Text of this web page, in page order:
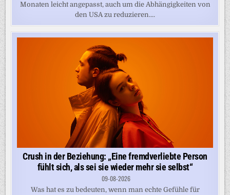
Monaten leicht angepasst, auch um die Abhängigkeiten von
den USA zu reduzieren....
Crush in der Beziehung: „Eine fremdverliebte Person
fühlt sich, als sei sie wieder mehr sie selbst“
09-08-2026
Was hat es zu bedeuten, wenn man echte Gefühle für